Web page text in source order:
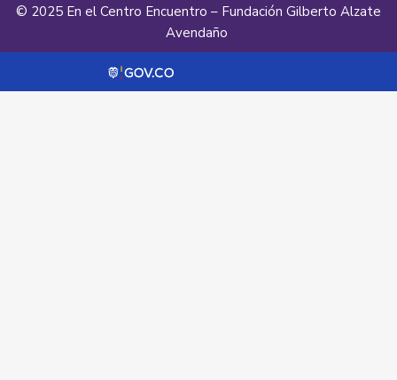
© 2025 En el Centro Encuentro – Fundación Gilberto Alzate
Avendaño